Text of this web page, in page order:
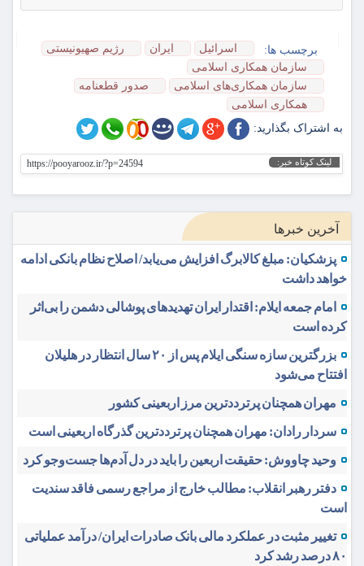
برچسب ها: اسرائیل ایران
رژیم صهیونیستی
سازمان همکاری اسلامی
سازمان همکاری‌های اسلامی
صدور قطعنامه
همکاری اسلامی
به اشتراک بگذارید:
لینک کوتاه خبر: https://pooyarooz.ir/?p=24594
آخرین خبرها
پزشکیان: مبلغ کالابرگ افزایش می‌یابد/ اصلاح نظام بانکی ادامه
خواهد داشت
امام جمعه ایلام: اقتدار ایران تهدیدهای پوشالی دشمن را بی‌اثر
کرده است
بزرگترین سازه سنگی ایلام پس از ۲۰ سال انتظار در هلیلان
افتتاح می‌شود
مهران همچنان پرترددترین مرز اربعینی کشور
سردار رادان: مهران همچنان پرترددترین گذرگاه اربعینی است
وحید چاووش: حقیقت اربعین را باید در دل آدم‌ها جست‌وجو کرد
دفتر رهبر انقلاب: مطالب خارج از مراجع رسمی فاقد سندیت
است
تغییر مثبت در عملکرد مالی بانک صادرات ایران/ درآمد عملیاتی
۸۰ درصد رشد کرد